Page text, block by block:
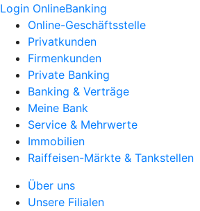
Login OnlineBanking
Online-Geschäftsstelle
Privatkunden
Firmenkunden
Private Banking
Banking & Verträge
Meine Bank
Service & Mehrwerte
Immobilien
Raiffeisen-Märkte & Tankstellen
Über uns
Unsere Filialen